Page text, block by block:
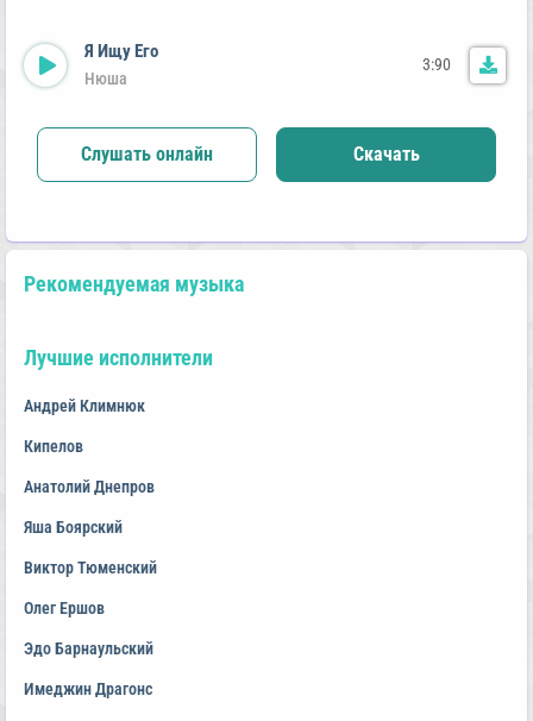
Я Ищу Его
Нюша
3:90
Слушать онлайн Скачать
Рекомендуемая музыка
Лучшие исполнители
Андрей Климнюк
Кипелов
Анатолий Днепров
Яша Боярский
Виктор Тюменский
Олег Ершов
Эдо Барнаульский
Имеджин Драгонс